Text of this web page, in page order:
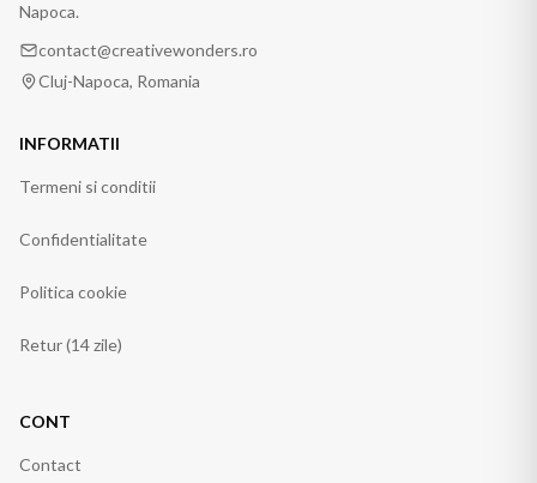
Napoca.
contact@creativewonders.ro
Cluj-Napoca, Romania
INFORMATII
Termeni si conditii
Confidentialitate
Politica cookie
Retur (14 zile)
CONT
Contact